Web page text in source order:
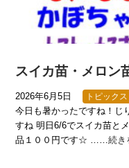
スイカ苗・メロン
2026年6月5日 トピックス
今日も暑かったですね！じ
すね 明日6/6でスイカ苗と
品１００円です☆ ……続き